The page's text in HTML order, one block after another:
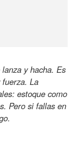
y hacha. Es
La
estoque como
Pero si fallas en